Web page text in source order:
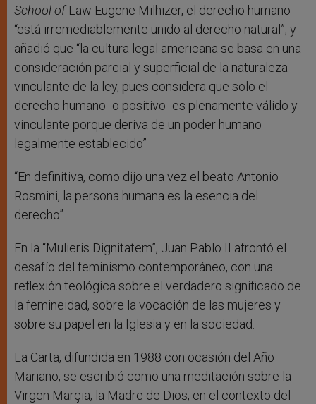
School of Law Eugene Milhizer, el derecho humano
“está irremediablemente unido al derecho natural”, y
añadió que “la cultura legal americana se basa en una
consideración parcial y superficial de la naturaleza
vinculante de la ley, pues considera que solo el
derecho humano -o positivo- es plenamente válido y
vinculante porque deriva de un poder humano
legalmente establecido”
“En definitiva, como dijo una vez el beato Antonio
Rosmini, la persona humana es la esencia del
derecho”.
En la “Mulieris Dignitatem”, Juan Pablo II afrontó el
desafío del feminismo contemporáneo, con una
reflexión teológica sobre el verdadero significado de
la femineidad, sobre la vocación de las mujeres y
sobre su papel en la Iglesia y en la sociedad.
La Carta, difundida en 1988 con ocasión del Año
Mariano, se escribió como una meditación sobre la
Virgen Marçia, la Madre de Dios, en el contexto del